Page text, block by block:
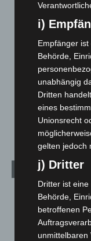
Region Hannover:
Roten Kreuz
Mann läuft mit
Zeugen
5. August 2026
Celle: Mensch
5. August 2026
Kategorien
Blaulicht
Corona-News
Hannover und
i)
Empfänger ist
Behörde,
unabhängig
Dritten
eines
Unionsrecht
gelten jedoch
j) Dritter
Dritter ist eine
Behörde,
betroffenen
unmittelbaren